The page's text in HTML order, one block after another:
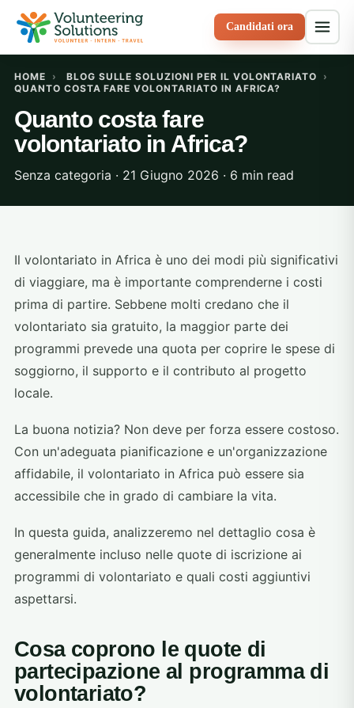
Candidati ora
HOME › BLOG SULLE SOLUZIONI PER IL VOLONTARIATO
›
QUANTO COSTA FARE VOLONTARIATO IN AFRICA?
Quanto costa fare
volontariato in Africa?
Senza categoria · 21 Giugno 2026 · 6 min read
Il volontariato in Africa è uno dei modi più significativi
di viaggiare, ma è importante comprenderne i costi
prima di partire. Sebbene molti credano che il
volontariato sia gratuito, la maggior parte dei
programmi prevede una quota per coprire le spese di
soggiorno, il supporto e il contributo al progetto
locale.
La buona notizia? Non deve per forza essere costoso.
Con un'adeguata pianificazione e un'organizzazione
affidabile, il volontariato in Africa può essere sia
accessibile che in grado di cambiare la vita.
In questa guida, analizzeremo nel dettaglio cosa è
generalmente incluso nelle quote di iscrizione ai
programmi di volontariato e quali costi aggiuntivi
aspettarsi.
Cosa coprono le quote di
partecipazione al programma di
volontariato?